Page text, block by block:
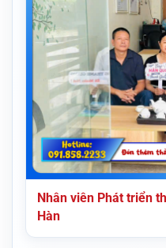
Nhân viên Phát triển
Hàn